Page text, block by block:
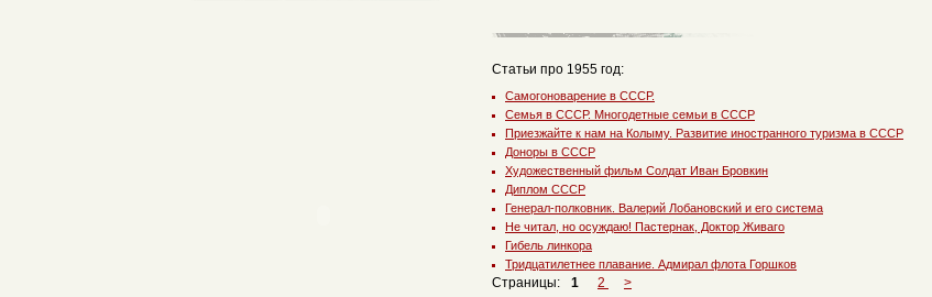
Статьи про 1955 год:
Самогоноварение в СССР.
Семья в СССР. Многодетные семьи в СССР
Приезжайте к нам на Колыму. Развитие иностранного туризма в СССР
Доноры в СССР
Художественный фильм Солдат Иван Бровкин
Диплом СССР
Генерал-полковник. Валерий Лобановский и его система
Не читал, но осуждаю! Пастернак, Доктор Живаго
Гибель линкора
Тридцатилетнее плавание. Адмирал флота Горшков
Страницы: 1 2 >